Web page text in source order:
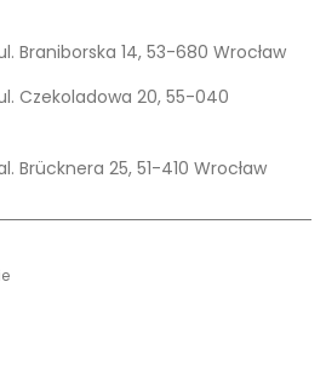
Braniborska 14, 53-680 Wrocław
Czekoladowa 20, 55-040
Brücknera 25, 51-410 Wrocław